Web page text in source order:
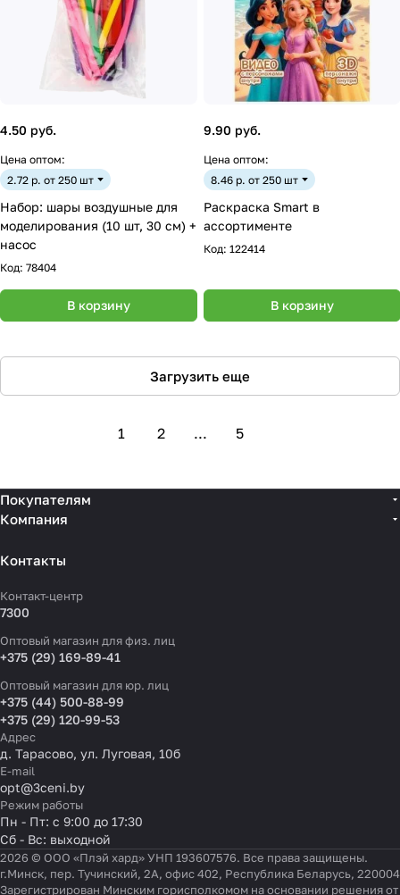
4.50 руб.
Цена оптом:
2.72 р. от 250 шт
Набор: шары воздушные для
моделирования (10 шт, 30 см) +
насос
Код: 78404
В корзину
9.90 руб.
Цена оптом:
8.46 р. от 250 шт
Раскраска Smart в
ассортименте
Код: 122414
В корзину
Загрузить еще
1 2 ... 5
Покупателям
Компания
Контакты
Контакт-центр
7300
Оптовый магазин для физ. лиц
+375 (29) 169-89-41
Оптовый магазин для юр. лиц
+375 (44) 500-88-99
+375 (29) 120-99-53
Адрес
д. Тарасово, ул. Луговая, 10б
E-mail
opt@3ceni.by
Режим работы
Пн - Пт: с 9:00 до 17:30
Сб - Вс: выходной
2026 © ООО «Плэй хард» УНП 193607576. Все права защищены.
г.Минск, пер. Тучинский, 2А, офис 402, Республика Беларусь, 220004
Зарегистрирован Минским горисполкомом на основании решения от